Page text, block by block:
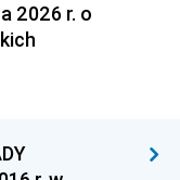
2026 r. o